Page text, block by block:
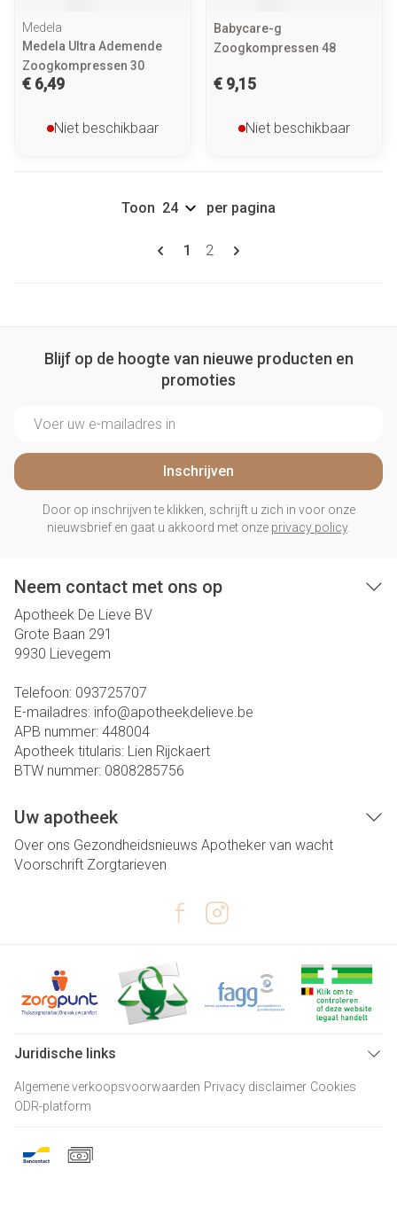
Medela
Medela Ultra Ademende
Zoogkompressen 30
€ 6,49
Niet beschikbaar
Babycare-g
Zoogkompressen 48
€ 9,15
Niet beschikbaar
Pagina's
U lees momenteel pagina
1 Pagina
2
Toon per pagina
Blijf op de hoogte van nieuwe producten en
promoties
Inschrijven
Door op inschrijven te klikken, schrijft u zich in voor onze
nieuwsbrief en gaat u akkoord met onze privacy policy.
Neem contact met ons op
Apotheek De Lieve BV
Grote Baan 291
9930 Lievegem
Telefoon: 093725707
E-mailadres: info@apotheekdelieve.be
APB nummer: 448004
Apotheek titularis: Lien Rijckaert
BTW nummer: 0808285756
Uw apotheek
Over ons Gezondheidsnieuws Apotheker van wacht
Voorschrift Zorgtarieven
Juridische links
Algemene verkoopsvoorwaarden Privacy disclaimer Cookies
ODR-platform